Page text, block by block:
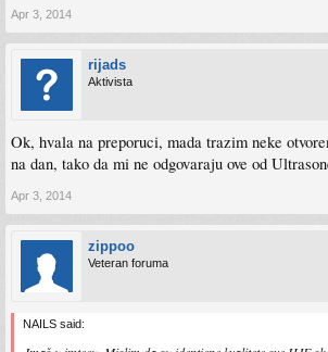
Apr 3, 2014
rijads
Aktivista
Ok, hvala na preporuci, mada trazim neke
na dan, tako da mi ne odgovaraju ove od
Apr 3, 2014
zippoo
Veteran foruma
NAILS said: